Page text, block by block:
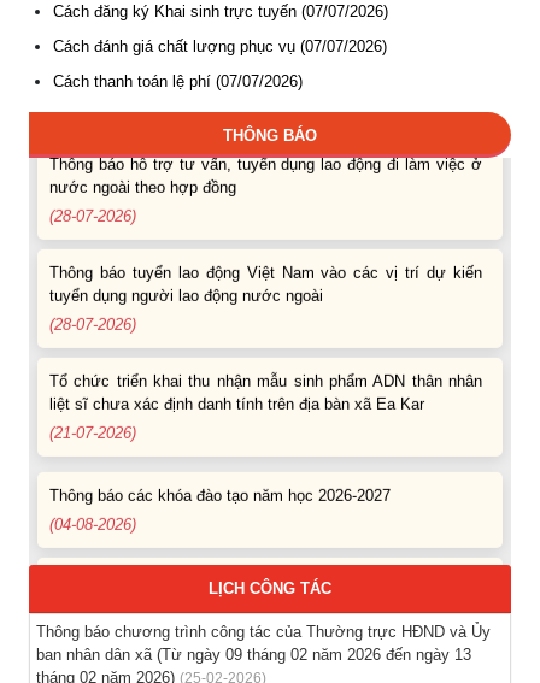
Cách đăng ký Khai sinh trực tuyến (07/07/2026)
Cách đánh giá chất lượng phục vụ (07/07/2026)
Cách thanh toán lệ phí (07/07/2026)
THÔNG BÁO
Thông báo hỗ trợ tư vấn, tuyển dụng lao động đi làm việc
(03-08-2026)
Thông báo hỗ trợ tư vấn, tuyển dụng lao động đi làm việc ở
nước ngoài theo hợp đồng
(28-07-2026)
Thông báo tuyển lao động Việt Nam vào các vị trí dự kiến
tuyển dụng người lao động nước ngoài
(28-07-2026)
Tổ chức triển khai thu nhận mẫu sinh phẩm ADN thân nhân
liệt sĩ chưa xác định danh tính trên địa bàn xã Ea Kar
(21-07-2026)
(04-08-2026)
Thông báo hỗ trợ tư vấn, tuyển dụng lao động đi làm việc
(03-08-2026)
Thông báo hỗ trợ tư vấn, tuyển dụng lao động đi làm việc ở
LỊCH CÔNG TÁC
Thông báo chương trình công tác của Thường trực HĐND và Ủy
ban nhân dân xã (Từ ngày 09 tháng 02 năm 2026 đến ngày 13
tháng 02 năm 2026) (25-02-2026)